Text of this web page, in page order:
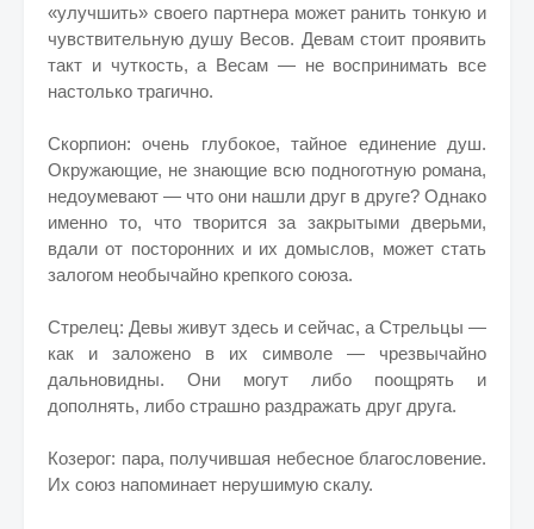
«улучшить» своего партнера может ранить тонкую и
чувствительную душу Весов. Девам стоит проявить
такт и чуткость, а Весам — не воспринимать все
настолько трагично.
Скорпион: очень глубокое, тайное единение душ.
Окружающие, не знающие всю подноготную романа,
недоумевают — что они нашли друг в друге? Однако
именно то, что творится за закрытыми дверьми,
вдали от посторонних и их домыслов, может стать
залогом необычайно крепкого союза.
Стрелец: Девы живут здесь и сейчас, а Стрельцы —
как и заложено в их символе — чрезвычайно
дальновидны. Они могут либо поощрять и
дополнять, либо страшно раздражать друг друга.
Козерог: пара, получившая небесное благословение.
Их союз напоминает нерушимую скалу.